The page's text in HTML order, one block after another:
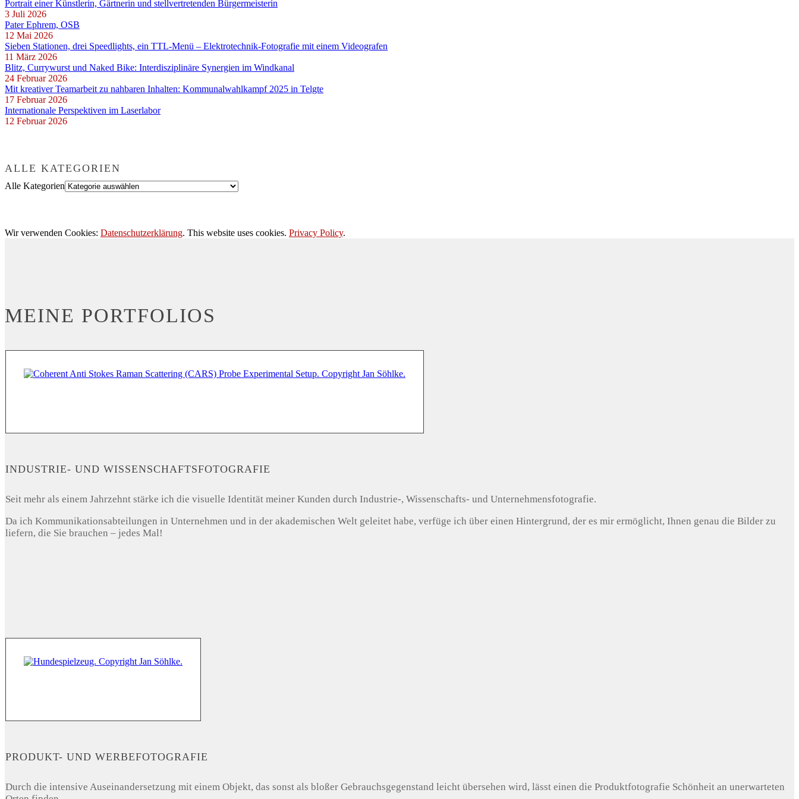
Portrait einer Künstlerin, Gärtnerin und stellvertretenden Bürgermeisterin
3 Juli 2026
Pater Ephrem, OSB
12 Mai 2026
Sieben Stationen, drei Speedlights, ein TTL-Menü – Elektrotechnik-Fotografie mit einem Videografen
11 März 2026
Blitz, Currywurst und Naked Bike: Interdisziplinäre Synergien im Windkanal
24 Februar 2026
Mit kreativer Teamarbeit zu nahbaren Inhalten: Kommunalwahlkampf 2025 in Telgte
17 Februar 2026
Internationale Perspektiven im Laserlabor
12 Februar 2026
ALLE KATEGORIEN
Alle Kategorien
Wir verwenden Cookies: Datenschutzerklärung. This website uses cookies. Privacy Policy.
MEINE PORTFOLIOS
INDUSTRIE- UND WISSENSCHAFTSFOTOGRAFIE
Seit mehr als einem Jahrzehnt stärke ich die visuelle Identität meiner Kunden durch Industrie-, Wissenschafts- und Unternehmensfotografie.
Da ich Kommunikationsabteilungen in Unternehmen und in der akademischen Welt geleitet habe, verfüge ich über einen Hintergrund, der es mir ermöglicht, Ihnen genau die Bilder zu
liefern, die Sie brauchen – jedes Mal!
PRODUKT- UND WERBEFOTOGRAFIE
Durch die intensive Auseinandersetzung mit einem Objekt, das sonst als bloßer Gebrauchsgegenstand leicht übersehen wird, lässt einen die Produktfotografie Schönheit an unerwarteten